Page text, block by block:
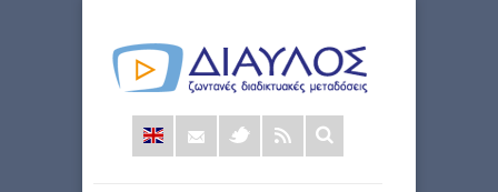
Φόρμα
αναζήτησης